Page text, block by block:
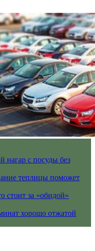
нагар с посуды без
теплицы поможет
стоит за «обидой»
хорошо отжатой